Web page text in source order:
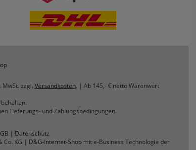
zzgl. Versandkosten. | Ab 145,- € netto Warenwert
Lieferungs- und Zahlungsbedingungen.
| Datenschutz
Co. KG | D&G-Internet-Shop mit e-Business Technologie der